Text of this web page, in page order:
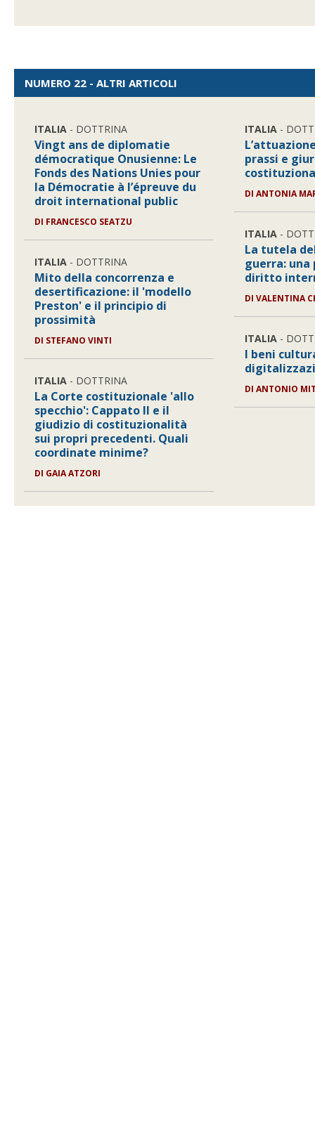
NUMERO 22 - ALTRI ARTICOLI
ITALIA - DOTTRINA
Vingt ans de diplomatie
démocratique Onusienne: Le
Fonds des Nations Unies pour
la Démocratie à l’épreuve du
droit international public
DI FRANCESCO SEATZU
ITALIA - DOTTRINA
Mito della concorrenza e
desertificazione: il 'modello
Preston' e il principio di
prossimità
DI STEFANO VINTI
ITALIA - DOTTRINA
La Corte costituzionale 'allo
specchio': Cappato II e il
giudizio di costituzionalità
sui propri precedenti. Quali
coordinate minime?
DI GAIA ATZORI
ITALIA -
prassi e
DIANTONIA
ITALIA -
La tutela
guerra:
diritto
DIVALENTINA
ITALIA -
I beni
DIANTONIO